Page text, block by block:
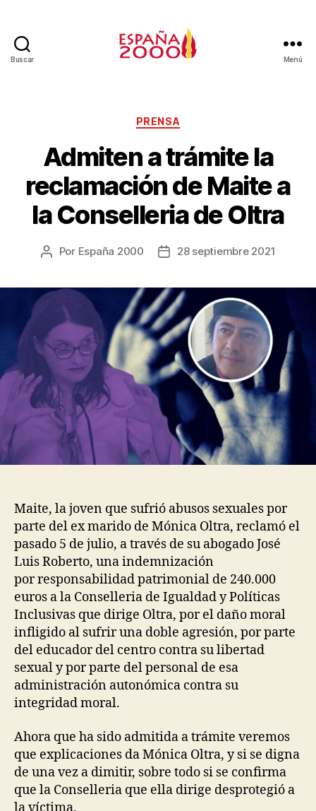
Buscar Menú
PRENSA
Admiten a trámite la
reclamación de Maite a
la Conselleria de Oltra
Por España 2000 28 septiembre 2021
Maite, la joven que sufrió abusos sexuales por
parte del ex marido de Mónica Oltra, reclamó el
pasado 5 de julio, a través de su abogado José
Luis Roberto, una indemnización
por responsabilidad patrimonial de 240.000
euros a la Conselleria de Igualdad y Políticas
Inclusivas que dirige Oltra, por el daño moral
infligido al sufrir una doble agresión, por parte
del educador del centro contra su libertad
sexual y por parte del personal de esa
administración autonómica contra su
integridad moral.
Ahora que ha sido admitida a trámite veremos
que explicaciones da Mónica Oltra, y si se digna
de una vez a dimitir, sobre todo si se confirma
que la Conselleria que ella dirige desprotegió a